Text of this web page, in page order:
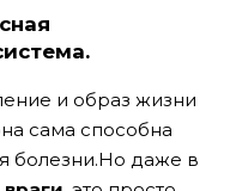
и образ жизни
сама способна
болезни.Но даже в